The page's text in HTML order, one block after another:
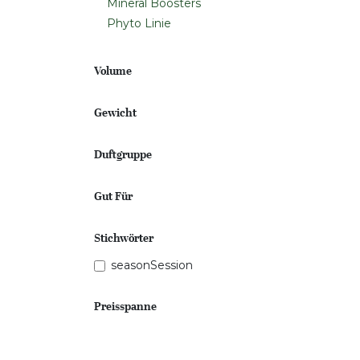
Mineral Boosters
Phyto Linie
Volume
Gewicht
Duftgruppe
Gut Für
Stichwörter
seasonSession
Preisspanne